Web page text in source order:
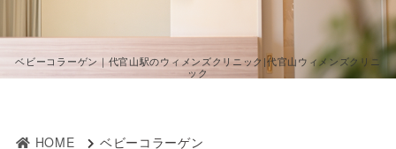
ベビーコラーゲン｜代官山駅のウィメンズクリニック|代官山ウィメンズクリニ
ック
HOME ベビーコラーゲン